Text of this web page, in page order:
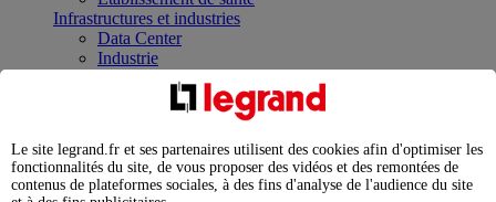
Infrastructures et industries
Data Center
Industrie
Infrastructures
Contrôler et planifier le fonctionnement des appareils
Répartir et optimiser son tableau électrique
Legrand Data Center Solutions : concentrer les
expertises au service de vos performances
Le site legrand.fr et ses partenaires utilisent des cookies afin d'optimiser les
fonctionnalités du site, de vous proposer des vidéos et des remontées de
contenus de plateformes sociales, à des fins d'analyse de l'audience du site